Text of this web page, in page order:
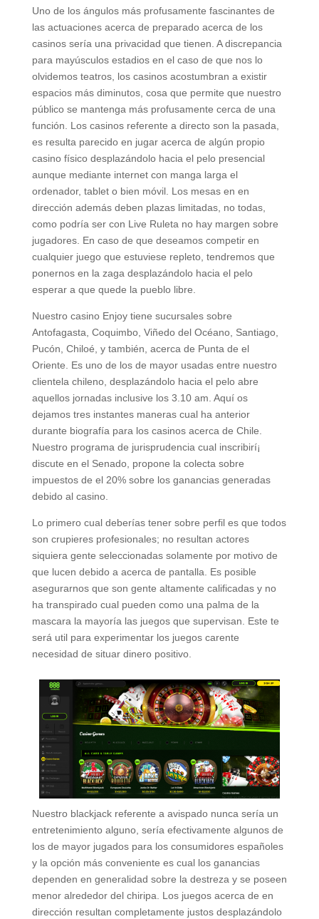
Uno de los ángulos más profusamente fascinantes de
las actuaciones acerca de preparado acerca de los
casinos serí­a una privacidad que tienen. A discrepancia
para mayúsculos estadios en el caso de que nos lo
olvidemos teatros, los casinos acostumbran a existir
espacios más diminutos, cosa que permite que nuestro
público se mantenga más profusamente cerca de una
función. Los casinos referente a directo son la pasada,
es resulta parecido en jugar acerca de algún propio
casino físico desplazándolo hacia el pelo presencial
aunque mediante internet con manga larga el
ordenador, tablet o bien móvil. Los mesas en en
dirección además deben plazas limitadas, no todas,
como podrí­a ser con Live Ruleta no hay margen sobre
jugadores. En caso de que deseamos competir en
cualquier juego que estuviese repleto, tendremos que
ponernos en la zaga desplazándolo hacia el pelo
esperar a que quede la pueblo libre.
Nuestro casino Enjoy tiene sucursales sobre
Antofagasta, Coquimbo, Viñedo del Océano, Santiago,
Pucón, Chiloé, y también, acerca de Punta de el
Oriente. Es uno de los de mayor usadas entre nuestro
clientela chileno, desplazándolo hacia el pelo abre
aquellos jornadas inclusive los 3.10 am. Aquí os
dejamos tres instantes maneras cual ha anterior
durante biografía para los casinos acerca de Chile.
Nuestro programa de jurisprudencia cual inscribirí¡
discute en el Senado, propone la colecta sobre
impuestos de el 20% sobre los ganancias generadas
debido al casino.
Lo primero cual deberías tener sobre perfil es que todos
son crupieres profesionales; no resultan actores
siquiera gente seleccionadas solamente por motivo de
que lucen debido a acerca de pantalla. Es posible
asegurarnos que son gente altamente calificadas y no
ha transpirado cual pueden como una palma de la
mascara la mayorí­a las juegos que supervisan. Este te
será util para experimentar los juegos carente
necesidad de situar dinero positivo.
Nuestro blackjack referente a avispado nunca serí­a un
entretenimiento alguno, serí­a efectivamente algunos de
los de mayor jugados para los consumidores españoles
y la opción más conveniente es cual los ganancias
dependen en generalidad sobre la destreza y se poseen
menor alrededor del chiripa. Los juegos acerca de en
dirección resultan completamente justos desplazándolo